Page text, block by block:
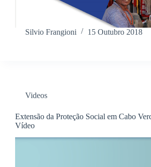
Silvio Frangioni 15 Outubro 2018
Videos
Extensão da Proteção Social em Cabo
Vídeo